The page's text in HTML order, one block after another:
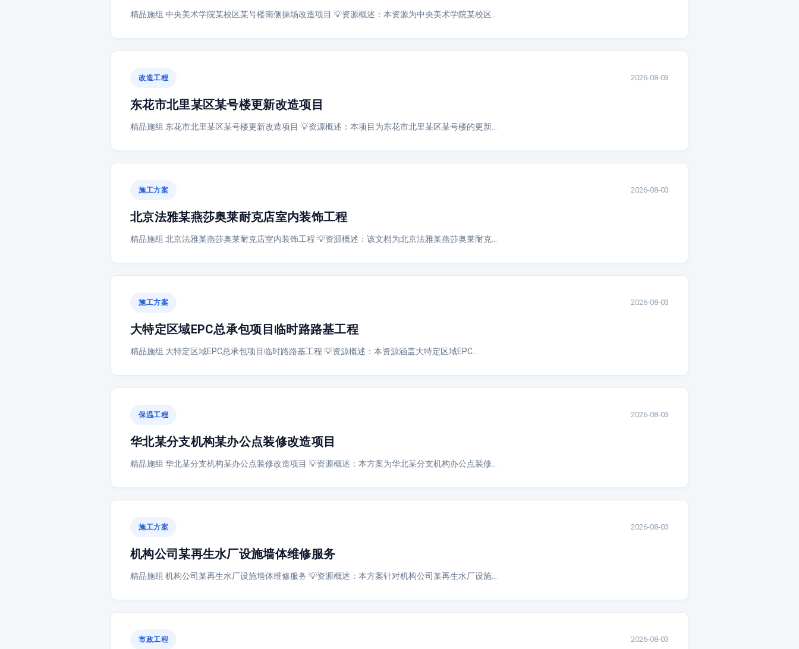
精品施组 中央美术学院某校区某号楼南侧操场改造项目 💡资源概述：本资源为中央美术学院某校区…
改造工程 2026-08-03
东花市北里某区某号楼更新改造项目
精品施组 东花市北里某区某号楼更新改造项目 💡资源概述：本项目为东花市北里某区某号楼的更新…
施工方案 2026-08-03
北京法雅某燕莎奥莱耐克店室内装饰工程
精品施组 北京法雅某燕莎奥莱耐克店室内装饰工程 💡资源概述：该文档为北京法雅某燕莎奥莱耐克…
施工方案 2026-08-03
大特定区域EPC总承包项目临时路路基工程
精品施组 大特定区域EPC总承包项目临时路路基工程 💡资源概述：本资源涵盖大特定区域EPC…
保温工程 2026-08-03
华北某分支机构某办公点装修改造项目
精品施组 华北某分支机构某办公点装修改造项目 💡资源概述：本方案为华北某分支机构办公点装修…
施工方案 2026-08-03
机构公司某再生水厂设施墙体维修服务
精品施组 机构公司某再生水厂设施墙体维修服务 💡资源概述：本方案针对机构公司某再生水厂设施…
市政工程 2026-08-03